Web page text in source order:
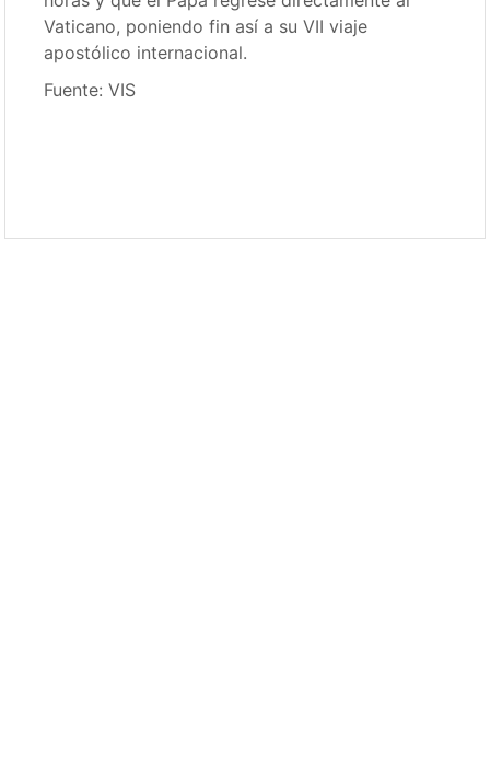
Vaticano, poniendo fin así a su VII viaje
apostólico internacional.
Fuente: VIS